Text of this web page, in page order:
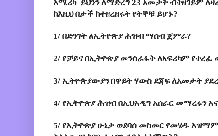
አሜሪካ ይህንን ለማድረግ 23 አመታት ብትዘገይም
ከእዚህ በታች ከተዘረዘሩት የትኞቹ ይሆኑ?
1/ በድንገት ለኢትዮጵያ ሕዝብ ማሰብ ጀምራ?
2/ የቻይና በኢትዮጵያ መንሰራፋት ለአፍሪካም የተረፈ
3/ ኢትዮጵያውያን በዋይት ሃውስ ደጃፍ ለአመታት
4/ የኢትዮጵያ ሕዝብ በኢህአዲግ አሰራር መማረሩን
5/ የኢትዮጵያ ሁኔታ ወደባሰ መስመር የመሄዱ